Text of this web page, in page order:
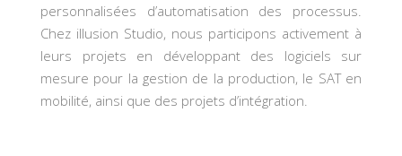
personnalisées d’automatisation des processus.
Chez illusion Studio, nous participons activement à
leurs projets en développant des logiciels sur
mesure pour la gestion de la production, le SAT en
mobilité, ainsi que des projets d’intégration.